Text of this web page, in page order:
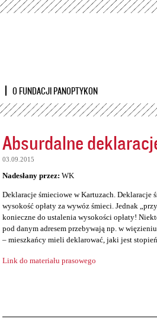
Przejdź
O FUNDACJI PANOPTYKON
Absurdalne
03.09.2015
Nadesłany przez: WK
Deklaracje śmieciowe w Kartuzach. Deklaracje
wysokość opłaty za wywóz śmieci. Jednak
konieczne do ustalenia wysokości opłaty!
pod danym adresem przebywają np. w
– mieszkańcy mieli deklarować, jaki jest
Link do materiału prasowego